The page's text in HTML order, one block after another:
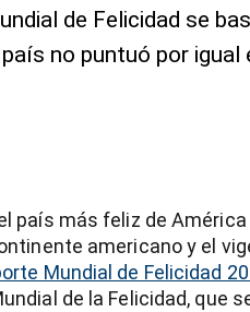
de Felicidad se
no puntuó por igual
país más feliz de
americano y el
Mundial de Felicidad
de la Felicidad, que